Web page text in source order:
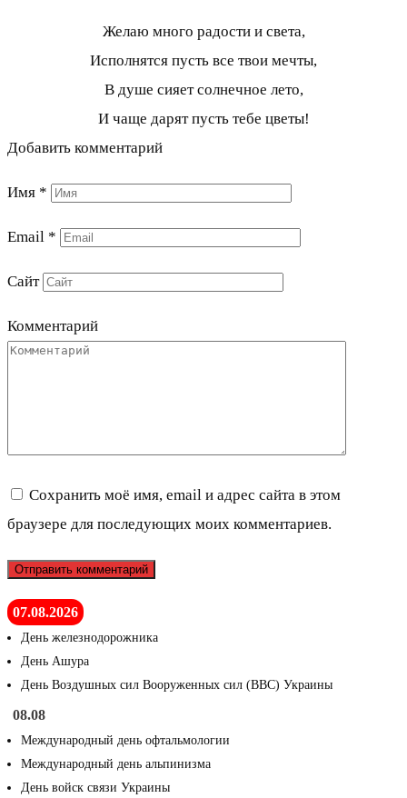
Желаю много радости и света,
Исполнятся пусть все твои мечты,
В душе сияет солнечное лето,
И чаще дарят пусть тебе цветы!
Добавить комментарий
Имя *
Email *
Сайт
Комментарий
Сохранить моё имя, email и адрес сайта в этом
браузере для последующих моих комментариев.
07.08.2026
День железнодорожника
День Ашура
День Воздушных сил Вооруженных сил (ВВС) Украины
08.08
Международный день офтальмологии
Международный день альпинизма
День войск связи Украины